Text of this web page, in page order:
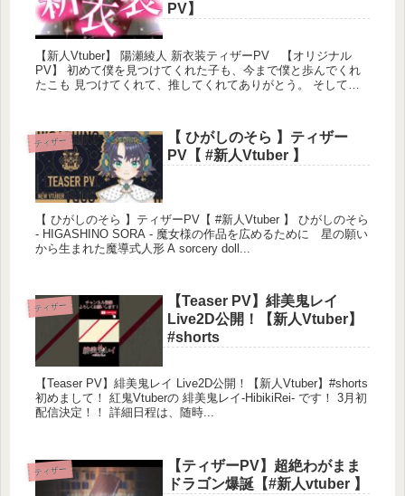
PV】
【新人Vtuber】 陽瀬綾人 新衣装ティザーPV 【オリジナル
PV】 初めて僕を見つけてくれた子も、今まで僕と歩んでくれ
たこも 見つけてくれて、推してくれてありがとう。 そしてこ
ティザー
【 ひがしのそら 】ティザー
PV【 #新人Vtuber 】
【 ひがしのそら 】ティザーPV【 #新人Vtuber 】 ひがしのそら
- HIGASHINO SORA - 魔女様の作品を広めるために 星の願い
から生まれた魔導式人形 A sorcery doll...
ティザー
【Teaser PV】緋美鬼レイ
Live2D公開！【新人Vtuber】
#shorts
【Teaser PV】緋美鬼レイ Live2D公開！【新人Vtuber】#shorts
初めまして！ 紅鬼Vtuberの 緋美鬼レイ-HibikiRei- です！ 3月初
配信決定！！ 詳細日程は、随時...
ティザー
【ティザーPV】超絶わがまま
ドラゴン爆誕【#新人vtuber 】